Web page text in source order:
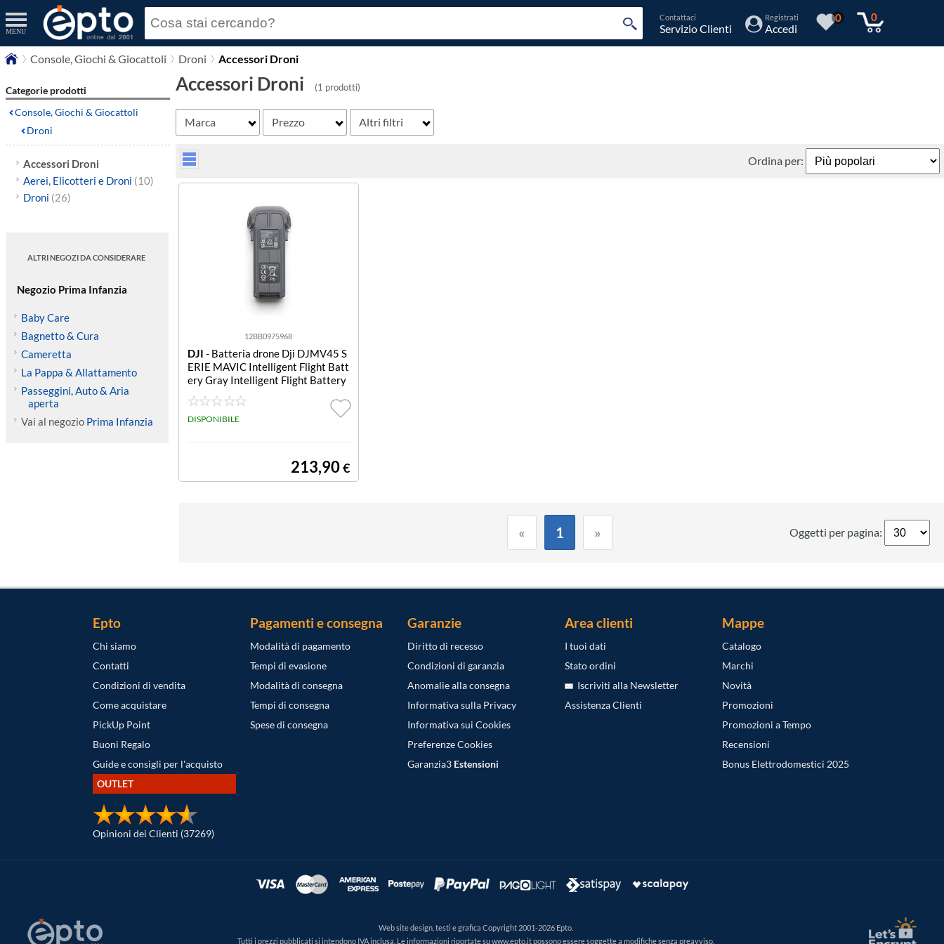
MENU
Contattaci
Servizio Clienti
Registrati
Accedi
0 0
Console, Giochi & Giocattoli Droni Accessori Droni
Categorie prodotti
Console, Giochi & Giocattoli
Droni
Accessori Droni
Aerei, Elicotteri e Droni (10)
Droni (26)
ALTRI NEGOZI DA CONSIDERARE
Negozio Prima Infanzia
Baby Care
Bagnetto & Cura
Cameretta
La Pappa & Allattamento
Passeggini, Auto & Aria
aperta
Vai al negozio Prima Infanzia
Accessori Droni (1 prodotti)
Marca Prezzo Altri filtri
Ordina per:
12BB0975968
DJI - Batteria drone Dji DJMV45 S
ERIE MAVIC Intelligent Flight Batt
ery Gray Intelligent Flight Battery
DISPONIBILE
213,90€
« 1 » Oggetti per pagina:
Epto
Chi siamo
Contatti
Condizioni di vendita
Come acquistare
PickUp Point
Buoni Regalo
Guide e consigli per l'acquisto
OUTLET
Opinioni dei Clienti (37269)
Pagamenti e consegna
Modalità di pagamento
Tempi di evasione
Modalità di consegna
Tempi di consegna
Spese di consegna
Garanzie
Diritto di recesso
Condizioni di garanzia
Anomalie alla consegna
Informativa sulla Privacy
Informativa sui Cookies
Preferenze Cookies
Garanzia3 Estensioni
Area clienti
I tuoi dati
Stato ordini
Iscriviti alla Newsletter
Assistenza Clienti
Mappe
Catalogo
Marchi
Novità
Promozioni
Promozioni a Tempo
Recensioni
Bonus Elettrodomestici 2025
Web site design, testi e grafica Copyright 2001-2026 Epto.
Tutti i prezzi pubblicati si intendono IVA inclusa. Le informazioni riportate su www.epto.it possono essere soggette a modifiche senza preavviso.